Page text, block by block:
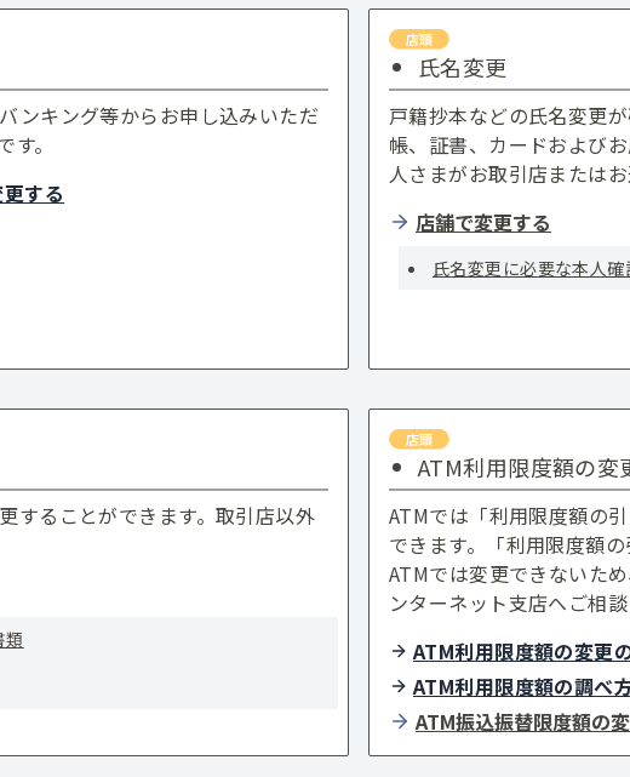
ンキング等からお申し込みいただ
。
する
氏名変更
戸籍抄本などの氏名変更
帳、証書、カードおよび
人さまがお取引店または
店舗で変更する
氏名変更に必要な本人確
することができます。取引店以外
類
ATM利用限度額の変
ATMでは「利用限度額の
できます。「利用限度額
ATMでは変更できないた
ンターネット支店へご相談
ATM利用限度額の変更
ATM利用限度額の調べ
ATM振込振替限度額の